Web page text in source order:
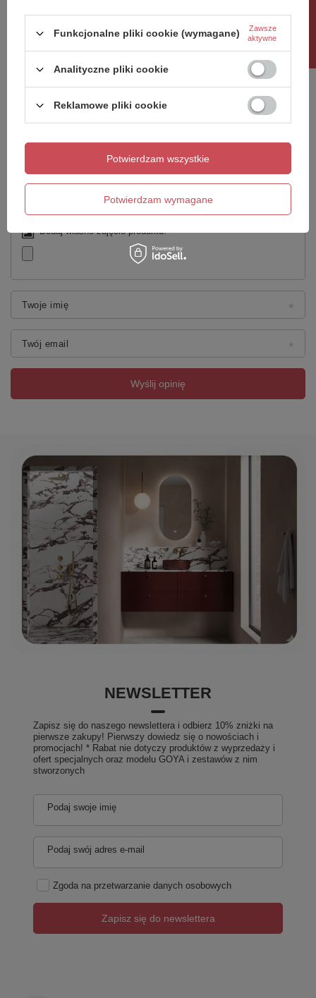
Napisz swoją opinię
Treść twojej opinii
Dodaj własne zdjęcie produktu:
Twoje imię
Twój email
Wyślij opinię
NEWSLETTER
Zapisz się do naszego newslettera i odbierz 10% zniżki na
pierwsze zakupy! Pierwszy dowiedz się o nowościach i
promocjach! * Rabat nie dotyczy produktów z wyprzedaży i
ofert specjalnych oraz modelu GOYA i zestawów z nim
stworzonych
Podaj swoje imię
Podaj swój adres e-mail
Zgoda na przetwarzanie danych osobowych
Zapisz się do newslettera
Funkcjonalne pliki cookie (wymagane)
Zawsze
aktywne
Analityczne pliki cookie
Reklamowe pliki cookie
Potwierdzam wymagane
Potwierdzam wszystkie